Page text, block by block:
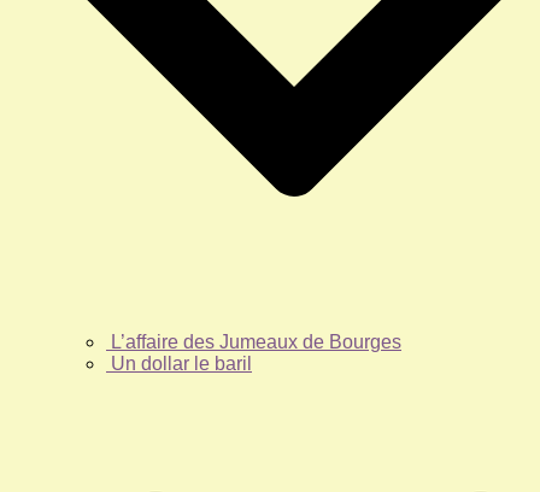
L’affaire des Jumeaux de Bourges
Un dollar le baril